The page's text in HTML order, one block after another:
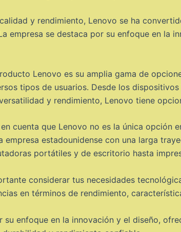
y rendimiento, Lenovo se ha
empresa se destaca por su enfoque en la
Lenovo es su amplia gama de
tipos de usuarios. Desde los
y rendimiento, Lenovo tiene
cuenta que Lenovo no es la única opción
empresa estadounidense con una larga
portátiles y de escritorio hasta
considerar tus necesidades
en términos de rendimiento,
su enfoque en la innovación y el diseño,